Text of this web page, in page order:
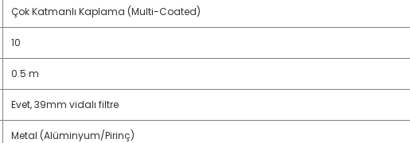
Çok Katmanlı Kaplama (Multi-Coated)
10
0.5 m
Evet, 39mm vidalı filtre
Metal (Alüminyum/Pirinç)